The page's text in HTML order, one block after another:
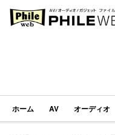
PHILE WEB｜AV/オー
ホーム AV オーディオ